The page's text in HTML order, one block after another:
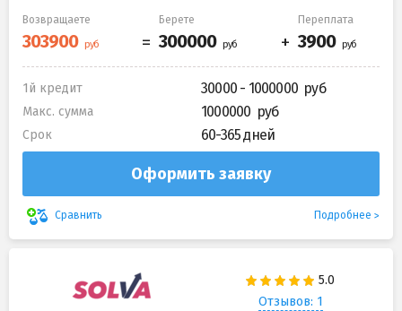
Возвращаете Берете Переплата
1й кредит 30000 - 1000000
Макс. сумма 1000000
Срок 60-365 дней
Оформить заявку
Сравнить Подробнее
Отзывов: 1